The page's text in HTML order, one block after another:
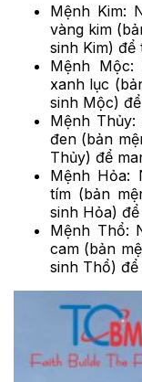
Mệnh Kim:
vàng kim
sinh Kim) để
Mệnh
xanh lục
sinh Mộc)
Mệnh Thủy:
đen (bản
Thủy) để
Mệnh Hỏa:
tím (bản
sinh Hỏa)
Mệnh Thổ:
cam (bản
sinh Thổ)